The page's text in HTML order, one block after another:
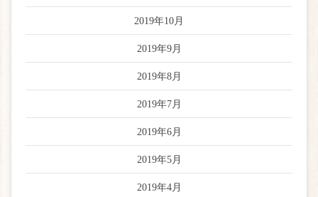
2019年10月
2019年9月
2019年8月
2019年7月
2019年6月
2019年5月
2019年4月